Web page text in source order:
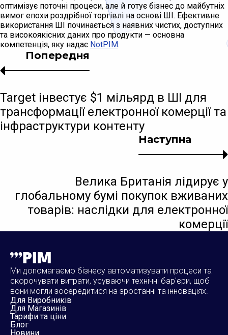
оптимізує поточні процеси, але й готує бізнес до майбутніх
вимог епохи роздрібної торгівлі на основі ШІ. Ефективне
використання ШІ починається з наявних чистих, доступних
та високоякісних даних про продукти — основна
компетенція, яку надає NotPIM.
Наступна
Велика Британія лідирує у
глобальному бумі покупок вживаних
товарів: наслідки для електронної
комерції
Попередня
Target інвестує $1 мільярд в ШІ для
трансформації електронної комерції та
інфраструктури контенту
Ми допомагаємо бізнесу автоматизувати процеси та
скорочувати витрати, усуваючи технічні бар'єри, щоб
вони могли зосередитися на зростанні та інноваціях.
Для Виробників
Для Магазинів
Тарифи та ціни
Блог
Новини